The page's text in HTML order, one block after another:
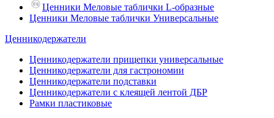
Ценники Меловые таблички L-образные
Ценники Меловые таблички Универсальные
Ценникодержатели
Ценникодержатели прищепки универсальные
Ценникодержатели для гастрономии
Ценникодержатели подставки
Ценникодержатели с клеящей лентой ДБР
Рамки пластиковые